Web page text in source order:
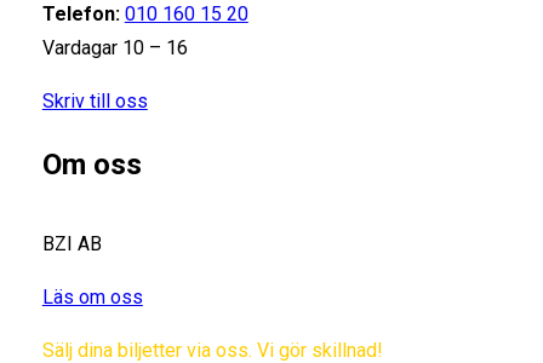
Telefon: 010 160 15 20
Vardagar 10 – 16
Skriv till oss
Om oss
BZI AB
Läs om oss
Sälj dina biljetter via oss. Vi gör skillnad!